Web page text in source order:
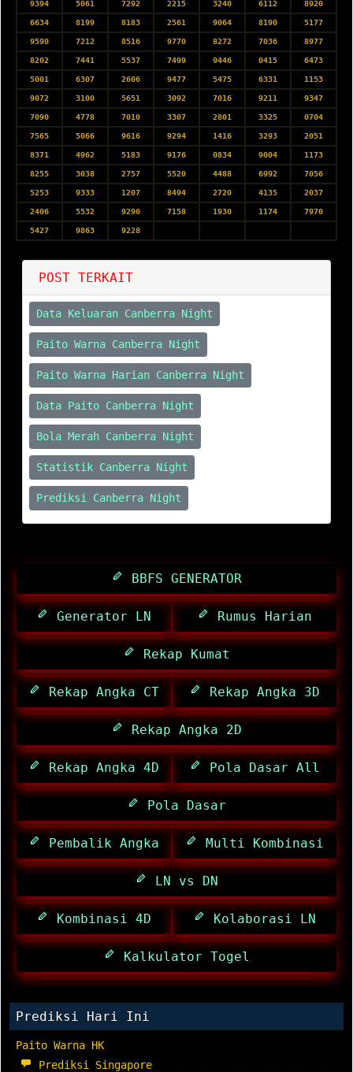
9394 5061 7292 2215 3240 6112 8920
6634 8199 8183 2561 9064 8190 5177
9590 7212 8516 9770 8272 7036 8977
8202 7441 5537 7499 9446 0415 6473
5001 6307 2606 9477 5475 6331 1153
9072 3100 5651 3092 7016 9211 9347
7090 4778 7010 3307 2801 3325 0704
7565 5066 9616 9294 1416 3293 2051
8371 4962 5183 9176 0834 9004 1173
8255 3038 2757 5520 4488 6992 7056
5253 9333 1207 8494 2720 4135 2037
2406 5532 9290 7158 1930 1174 7970
5427 9863 9228
POST TERKAIT
Data Keluaran Canberra Night
Paito Warna Canberra Night
Paito Warna Harian Canberra Night
Data Paito Canberra Night
Bola Merah Canberra Night
Statistik Canberra Night
Prediksi Canberra Night
BBFS GENERATOR
Generator LN Rumus Harian
Rekap Kumat
Rekap Angka CT Rekap Angka 3D
Rekap Angka 2D
Rekap Angka 4D Pola Dasar All
Pola Dasar
Pembalik Angka Multi Kombinasi
LN vs DN
Kombinasi 4D Kolaborasi LN
Kalkulator Togel
Prediksi Hari Ini
Paito Warna HK
Prediksi Singapore